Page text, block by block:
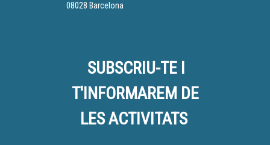
08028 Barcelona
SUBSCRIU-TE I
T'INFORMAREM DE
LES ACTIVITATS